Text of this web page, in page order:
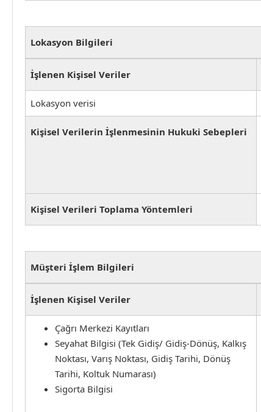
Lokasyon Bilgileri
İşlenen Kişisel Veriler
Lokasyon verisi
Kişisel Verilerin İşlenmesinin Hukuki Sebepleri
Kişisel Verileri Toplama Yöntemleri
Müşteri İşlem Bilgileri
İşlenen Kişisel Veriler
Çağrı Merkezi Kayıtları
Seyahat Bilgisi (Tek Gidiş/ Gidiş-Dönüş, Kalkış
Noktası, Varış Noktası, Gidiş Tarihi, Dönüş
Tarihi, Koltuk Numarası)
Sigorta Bilgisi